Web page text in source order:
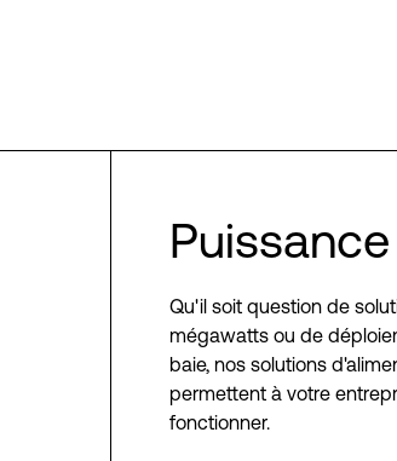
Puissance
Qu'il soit question de
mégawatts ou de
baie, nos solutions
permettent à votre
fonctionner.